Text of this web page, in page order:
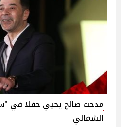
مدحت صالح يحيي حفلا في
الشمالي